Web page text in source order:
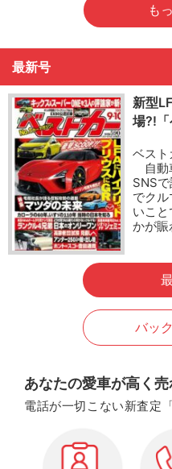
も
最新号
新型
場?!「
ベスト
自動
SNS
でク
いこ
かが
バッ
あなたの愛車が高く売
電話が一切こない新査定